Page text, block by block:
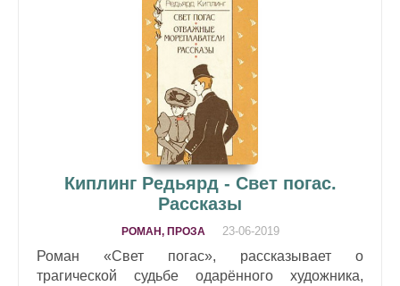
Киплинг Редьярд - Свет погас.
Рассказы
РОМАН, ПРОЗА 23-06-2019
Роман «Свет погас», рассказывает о
трагической судьбе одарённого художника,